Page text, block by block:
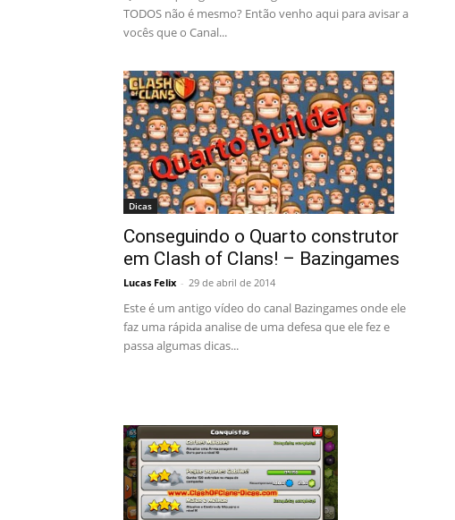
TODOS não é mesmo? Então venho aqui para avisar a
vocês que o Canal...
Dicas
Conseguindo o Quarto construtor
em Clash of Clans! – Bazingames
Lucas Felix - 29 de abril de 2014
Este é um antigo vídeo do canal Bazingames onde ele
faz uma rápida analise de uma defesa que ele fez e
passa algumas dicas...